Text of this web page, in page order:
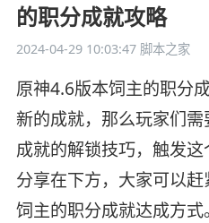
的职分成就攻略
2024-04-29 10:03:47脚本之家
原神4.6版本饲主的职分
新的成就，那么玩家们
成就的解锁技巧，触发
分享在下方，大家可以
饲主的职分成就达成方式。